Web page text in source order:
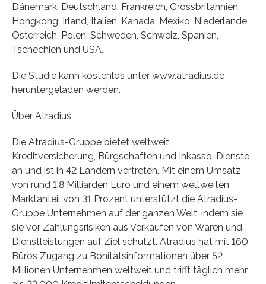
Dänemark, Deutschland, Frankreich, Grossbritannien,
Hongkong, Irland, Italien, Kanada, Mexiko, Niederlande,
Österreich, Polen, Schweden, Schweiz, Spanien,
Tschechien und USA.
Die Studie kann kostenlos unter www.atradius.de
heruntergeladen werden.
Über Atradius
Die Atradius-Gruppe bietet weltweit
Kreditversicherung, Bürgschaften und Inkasso-Dienste
an und ist in 42 Ländern vertreten. Mit einem Umsatz
von rund 1,8 Milliarden Euro und einem weltweiten
Marktanteil von 31 Prozent unterstützt die Atradius-
Gruppe Unternehmen auf der ganzen Welt, indem sie
sie vor Zahlungsrisiken aus Verkäufen von Waren und
Dienstleistungen auf Ziel schützt. Atradius hat mit 160
Büros Zugang zu Bonitätsinformationen über 52
Millionen Unternehmen weltweit und trifft täglich mehr